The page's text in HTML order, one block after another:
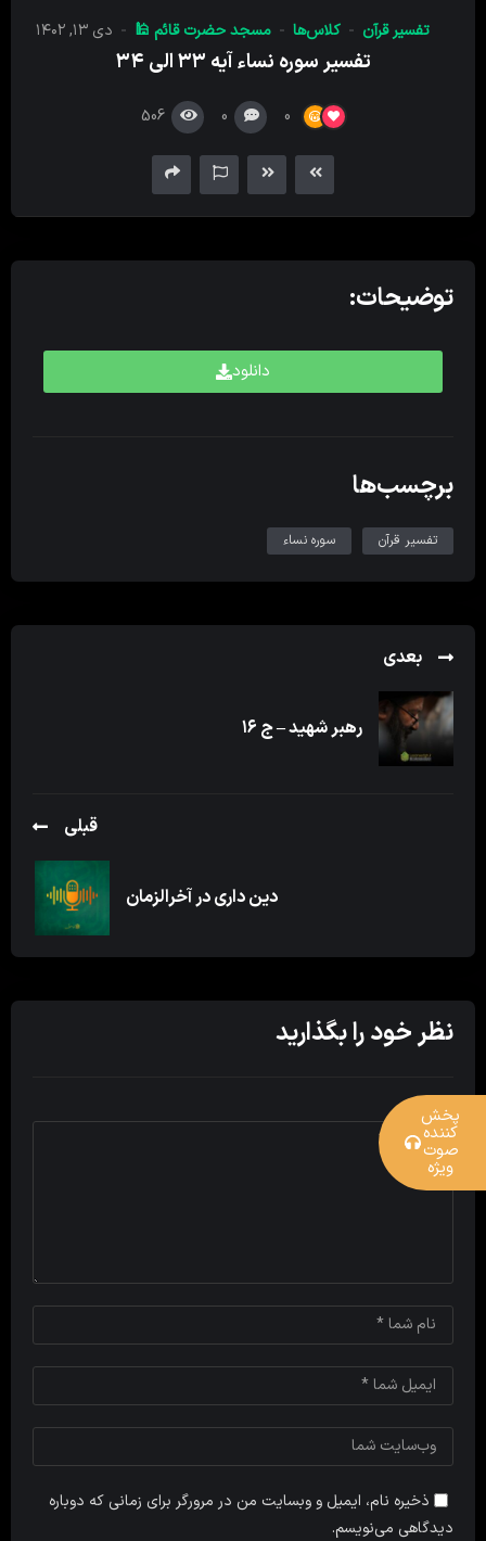
تفسیر قرآن کلاس‌ها مسجد حضرت قائم 🕌 دی ۱۳, ۱۴۰۲
تفسیر سوره نساء آیه ۳۳ الی ۳۴
0
0
506
توضیحات:
دانلود
برچسب‌ها
تفسیر قرآن سوره نساء
بعدی
رهبر شهید – ج ۱۶
قبلی
دین داری در آخرالزمان
نظر خود را بگذارید
ذخیره نام، ایمیل و وبسایت من در مرورگر برای زمانی که دوباره
دیدگاهی می‌نویسم.
پخش
کننده
صوت
ویژه